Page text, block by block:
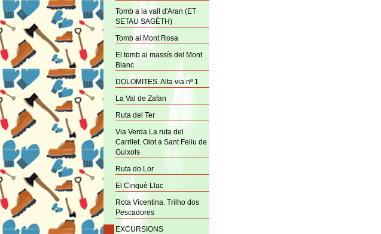
Tomb a la vall d'Aran (ET
SETAU SAGÈTH)
Tomb al Mont Rosa
El tomb al massís del Mont
Blanc
DOLOMITES. Alta via nº 1
La Val de Zafan
Ruta del Ter
Via Verda La ruta del
Carrilet. Olot a Sant Feliu de
Guixols
Ruta do Lor
El Cinquè Llac
Rota Vicentina. Trilho dos
Pescadores
EXCURSIONS